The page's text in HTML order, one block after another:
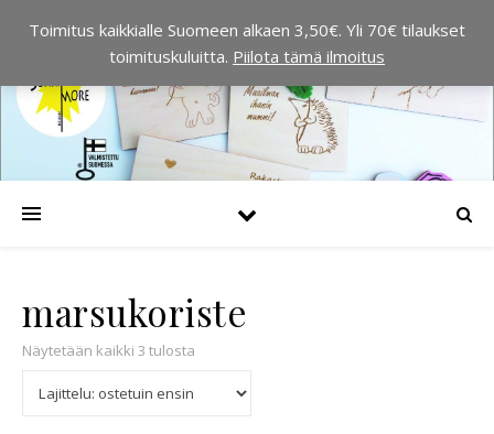
marsukoriste
Näytetään kaikki 3 tulosta
Toimitus kaikkialle Suomeen alkaen 3,50€. Yli 70€ tilaukset
toimituskuluitta. Piilota tämä ilmoitus